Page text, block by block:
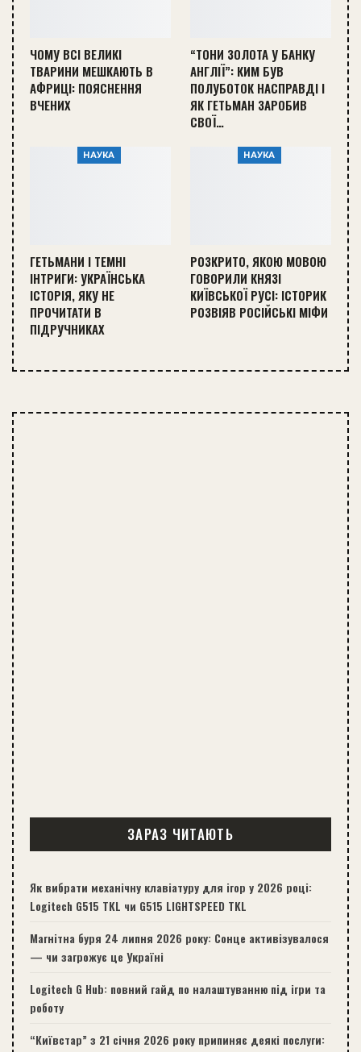
ЧОМУ ВСІ ВЕЛИКІ
ТВАРИНИ МЕШКАЮТЬ В
АФРИЦІ: ПОЯСНЕННЯ
ВЧЕНИХ
“ТОНИ ЗОЛОТА У БАНКУ
АНГЛІЇ”: КИМ БУВ
ПОЛУБОТОК НАСПРАВДІ І
ЯК ГЕТЬМАН ЗАРОБИВ
СВОЇ…
НАУКА
ГЕТЬМАНИ І ТЕМНІ
ІНТРИГИ: УКРАЇНСЬКА
ІСТОРІЯ, ЯКУ НЕ
ПРОЧИТАТИ В
ПІДРУЧНИКАХ
НАУКА
РОЗКРИТО, ЯКОЮ МОВОЮ
ГОВОРИЛИ КНЯЗІ
КИЇВСЬКОЇ РУСІ: ІСТОРИК
РОЗВІЯВ РОСІЙСЬКІ МІФИ
ЗАРАЗ ЧИТАЮТЬ
Як вибрати механічну клавіатуру для ігор у 2026 році:
Logitech G515 TKL чи G515 LIGHTSPEED TKL
Магнітна буря 24 липня 2026 року: Сонце активізувалося
— чи загрожує це Україні
Logitech G Hub: повний гайд по налаштуванню під ігри та
роботу
“Київстар” з 21 січня 2026 року припиняє деякі послуги: